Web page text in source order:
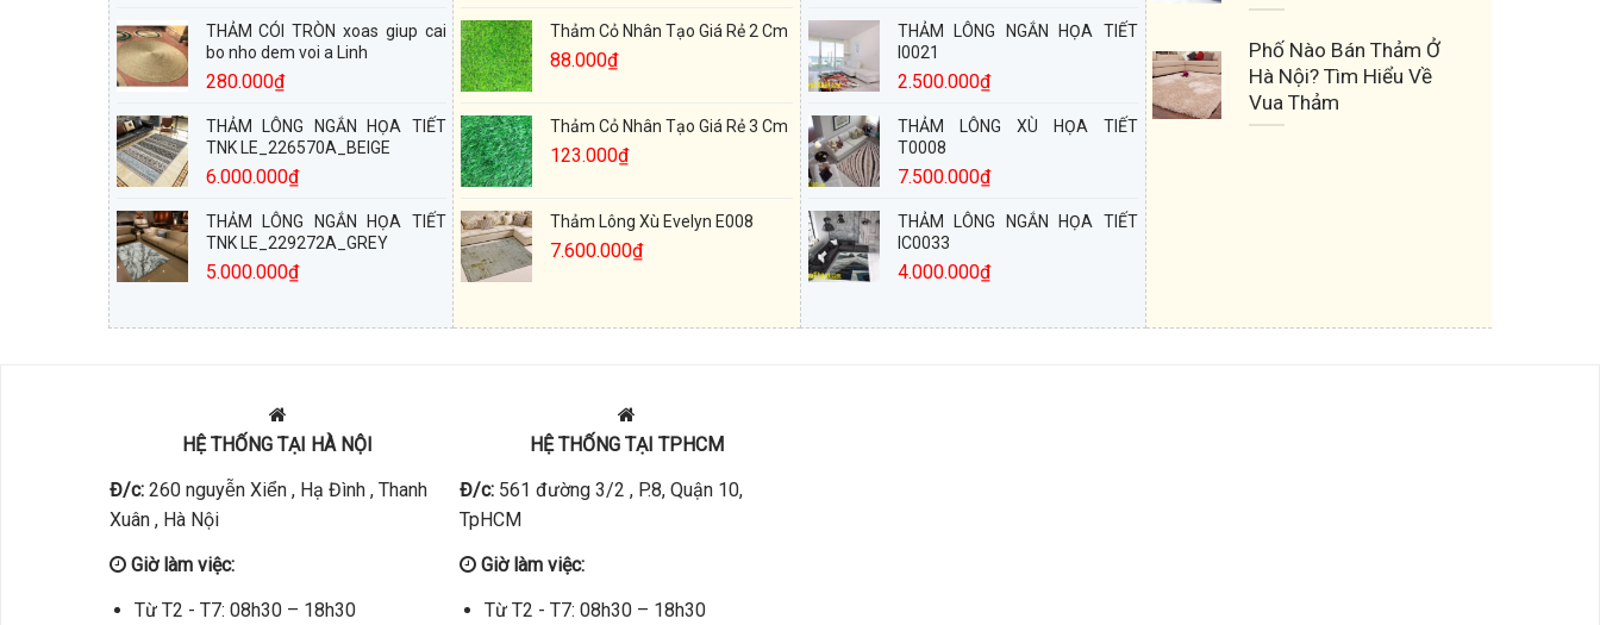
THẢM CÓI TRÒN xoas giup cai
bo nho dem voi a Linh
280.000₫
THẢM LÔNG NGẮN HỌA TIẾT
TNK LE_226570A_BEIGE
6.000.000₫
THẢM LÔNG NGẮN HỌA TIẾT
TNK LE_229272A_GREY
5.000.000₫
Thảm Cỏ Nhân Tạo Giá Rẻ 2 Cm
88.000₫
Thảm Cỏ Nhân Tạo Giá Rẻ 3 Cm
123.000₫
Thảm Lông Xù Evelyn E008
7.600.000₫
THẢM LÔNG NGẮN HỌA TIẾT
I0021
2.500.000₫
THẢM LÔNG XÙ HỌA TIẾT
T0008
7.500.000₫
THẢM LÔNG NGẮN HỌA TIẾT
IC0033
4.000.000₫
Phố Nào Bán Thảm Ở
Hà Nội? Tìm Hiểu Về
Vua Thảm
HỆ THỐNG TẠI HÀ NỘI
Đ/c: 260 nguyễn Xiển , Hạ Đình , Thanh
Xuân , Hà Nội
Giờ làm việc:
Từ T2 - T7: 08h30 – 18h30
HỆ THỐNG TẠI TPHCM
Đ/c:561 đường 3/2 , P.8, Quận 10,
TpHCM
Giờ làm việc:
Từ T2 - T7: 08h30 – 18h30